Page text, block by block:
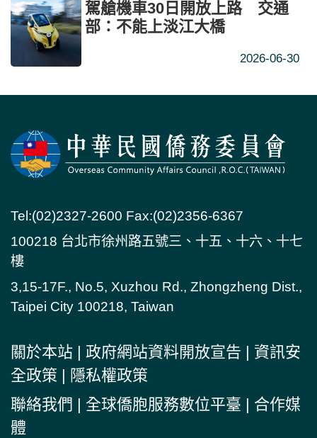
駕艙機車30日開放上路 交通
部：不能上淡江大橋
2026-06-30
Tel:(02)2327-2600 Fax:(02)2356-6367
100218 台北市徐州路五號三、十五、十六、十七
樓
3,15-17F., No.5, Xuzhou Rd., Zhongzheng Dist.,
Taipei City 100218, Taiwan
關於本站 政府網站資料開放宣告
資訊安
全政策
隱私權政策
聯絡我們
全球僑胞服務數位平臺
合作媒
體